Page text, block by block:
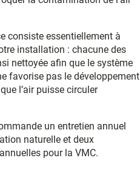
consiste essentiellement à
installation : chacune des
nettoyée afin que le système
favorise pas le développement
l’air puisse circuler
un entretien annuel
naturelle et deux
pour la VMC.